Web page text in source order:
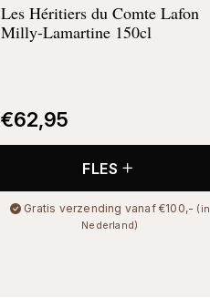
Les Héritiers du Comte Lafon
Milly-Lamartine 150cl
€62,95
FLES
Gratis verzending vanaf €100,- (in
Nederland)